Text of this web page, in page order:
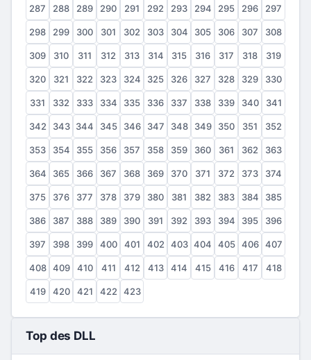
287 288 289 290 291 292 293 294 295 296 297
298 299 300 301 302 303 304 305 306 307 308
309 310 311 312 313 314 315 316 317 318 319
320 321 322 323 324 325 326 327 328 329 330
331 332 333 334 335 336 337 338 339 340 341
342 343 344 345 346 347 348 349 350 351 352
353 354 355 356 357 358 359 360 361 362 363
364 365 366 367 368 369 370 371 372 373 374
375 376 377 378 379 380 381 382 383 384 385
386 387 388 389 390 391 392 393 394 395 396
397 398 399 400 401 402 403 404 405 406 407
408 409 410 411 412 413 414 415 416 417 418
419 420 421 422 423
Top des DLL